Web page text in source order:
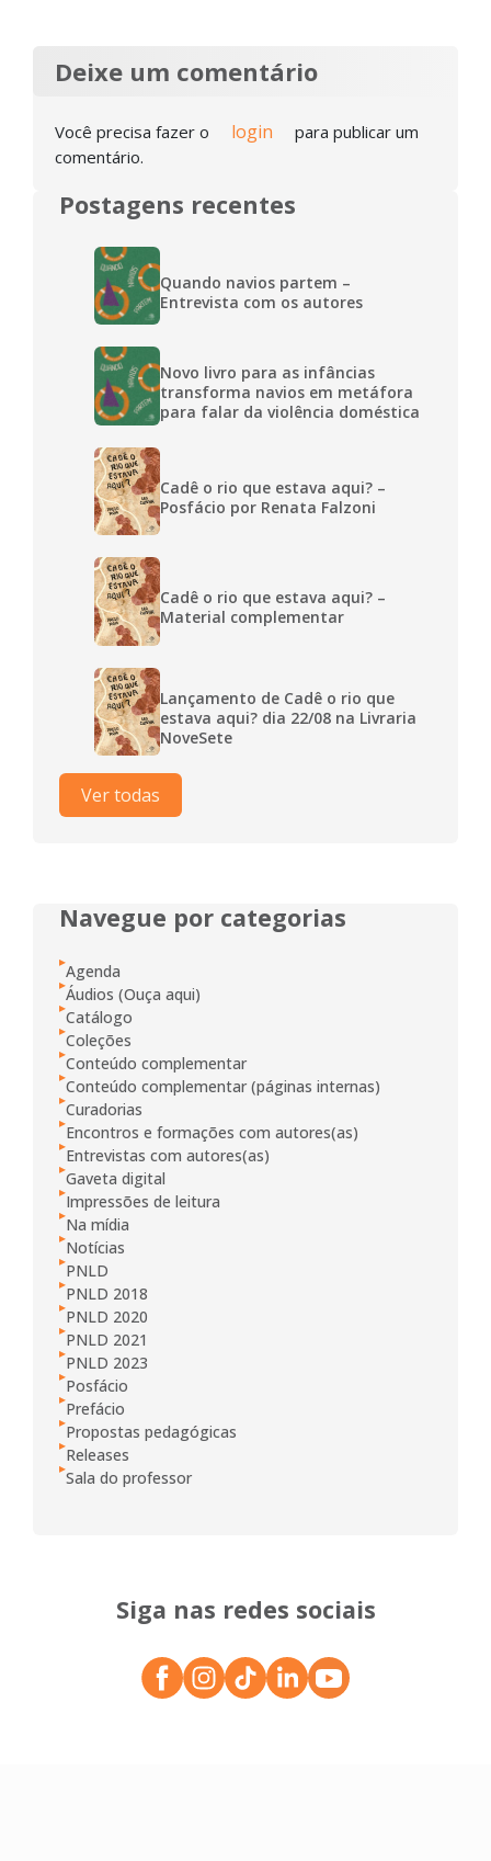
Deixe um comentário
Você precisa fazer o login
para publicar um
comentário.
Postagens recentes
Quando navios partem –
Entrevista com os autores
Novo livro para as infâncias
transforma navios em metáfora
para falar da violência doméstica
Cadê o rio que estava aqui? –
Posfácio por Renata Falzoni
Cadê o rio que estava aqui? –
Material complementar
Lançamento de Cadê o rio que
estava aqui? dia 22/08 na Livraria
NoveSete
Ver todas
Navegue por categorias
Agenda
Áudios (Ouça aqui)
Catálogo
Coleções
Conteúdo complementar
Conteúdo complementar (páginas internas)
Curadorias
Encontros e formações com autores(as)
Entrevistas com autores(as)
Gaveta digital
Impressões de leitura
Na mídia
Notícias
PNLD
PNLD 2018
PNLD 2020
PNLD 2021
PNLD 2023
Posfácio
Prefácio
Propostas pedagógicas
Releases
Sala do professor
Siga nas redes sociais